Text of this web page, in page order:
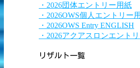
・2026団体エントリー用紙
・2026OWS個人エントリー
・2026OWS Entry ENGLISH
・2026アクアスロンエント
リザルト一覧